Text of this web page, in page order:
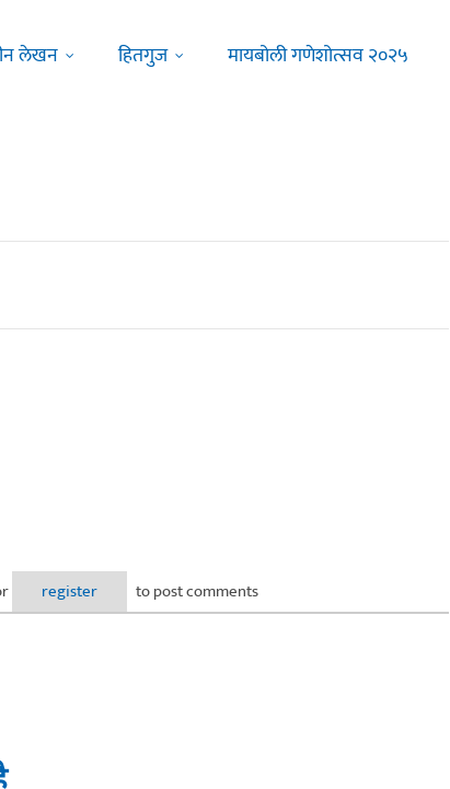
लेखन
हितगुज मायबोली गणेशोत्सव २०२५
register to post comments